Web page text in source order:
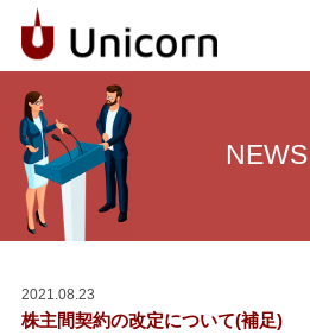
NEWS
2021.08.23
株主間契約の改定について(補足)